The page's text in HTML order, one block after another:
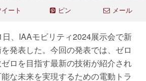
ート ピン メール
、IAAモビリティ2024展示会で新
発表した。今回の発表では、ゼロ
ロを目指す最新の技術が紹介され
な未来を実現するための電動トラ